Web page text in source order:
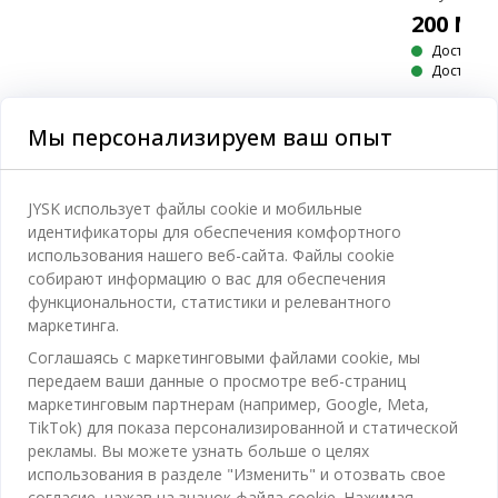
200
Доставка
Категории
Спальня
Ванная
Кабинет
Гостиная
Столовая
Хранение
Отдел обслуживания клиентов
Контакты службы поддержки клиентов
Магазины и часы работы
Акции
Пользовательское соглашение
Гарантия цены
JYSK
Про JYSK
JYSK.com
Пресса
ОФИС
TAROL-DD S.R.L. ул.Юбилейная, 41A мун. Кишинёв,
Республика Молдова
JYSK ОБСЛУЖИВАНИЕ КЛИЕНТОВ
Мы персонализируем ваш опыт
JYSK использует файлы cookie и мобильные
идентификаторы для обеспечения комфортного
использования нашего веб-сайта. Файлы cookie
собирают информацию о вас для обеспечения
функциональности, статистики и релевантного
маркетинга.
Соглашаясь с маркетинговыми файлами cookie, мы
передаем ваши данные о просмотре веб-страниц
маркетинговым партнерам (например, Google, Meta,
TikTok) для показа персонализированной и статической
рекламы. Вы можете узнать больше о целях
использования в разделе "Изменить" и отозвать свое